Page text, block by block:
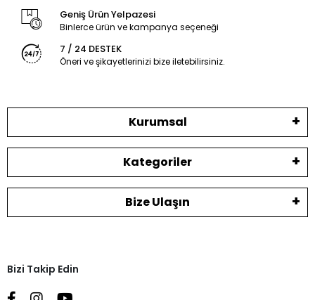
Geniş Ürün Yelpazesi
Binlerce ürün ve kampanya seçeneği
7 / 24 DESTEK
Öneri ve şikayetlerinizi bize iletebilirsiniz.
Kurumsal
Kategoriler
Bize Ulaşın
Bizi Takip Edin